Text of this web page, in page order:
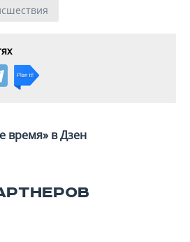
время» в Дзен